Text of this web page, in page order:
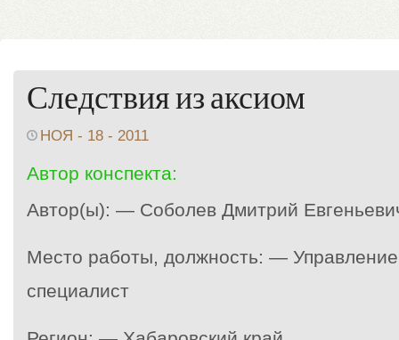
Следствия из аксиом
НОЯ - 18 - 2011
Автор конспекта:
Автор(ы): — Соболев Дмитрий
Место работы, должность: —
специалист